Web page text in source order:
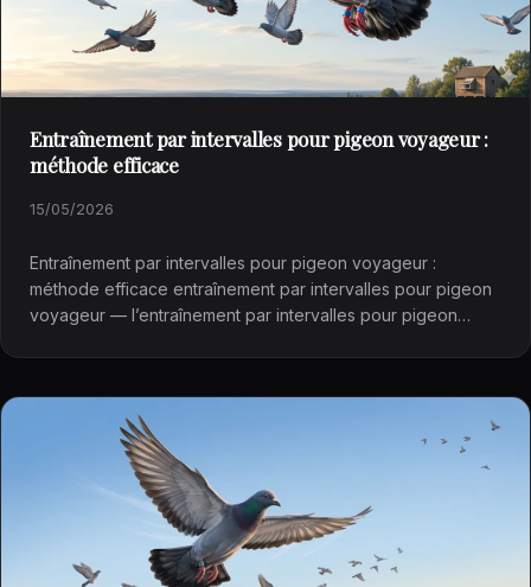
Entraînement par intervalles pour pigeon voyageur :
méthode efficace
15/05/2026
Entraînement par intervalles pour pigeon voyageur :
méthode efficace entraînement par intervalles pour pigeon
voyageur — l’entraînement par intervalles pour pigeon